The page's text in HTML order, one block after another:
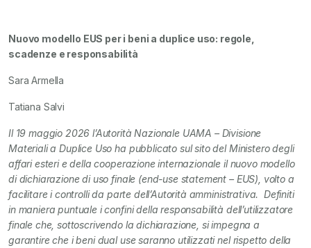
Nuovo modello EUS per i beni a duplice uso: regole,
scadenze e responsabilità
Sara Armella
Tatiana Salvi
Il 19 maggio 2026 l’Autorità Nazionale UAMA – Divisione
Materiali a Duplice Uso ha pubblicato sul sito del Ministero degli
affari esteri e della cooperazione internazionale il nuovo modello
di dichiarazione di uso finale (end-use statement – EUS), volto a
facilitare i controlli da parte dell’Autorità amministrativa. Definiti
in maniera puntuale i confini della responsabilità dell’utilizzatore
finale che, sottoscrivendo la dichiarazione, si impegna a
garantire che i beni dual use saranno utilizzati nel rispetto della